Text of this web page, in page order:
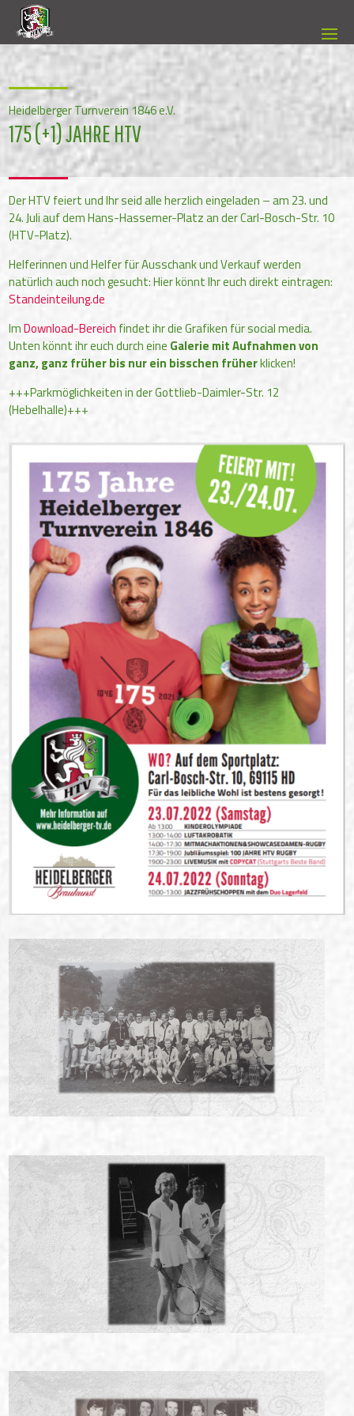
Heidelberger Turnverein 1846 e.V.
175 (+1) JAHRE HTV
Der HTV feiert und Ihr seid alle herzlich eingeladen – am 23. und
24. Juli auf dem Hans-Hassemer-Platz an der Carl-Bosch-Str. 10
(HTV-Platz).
Helferinnen und Helfer für Ausschank und Verkauf werden
natürlich auch noch gesucht: Hier könnt Ihr euch direkt eintragen:
Standeinteilung.de
ImDownload-Bereich findet ihr die Grafiken für social media.
Unten könnt ihr euch durch eine Galerie mit Aufnahmen von
ganz, ganz früher bis nur ein bisschen früherklicken!
+++Parkmöglichkeiten in der Gottlieb-Daimler-Str. 12
(Hebelhalle)+++